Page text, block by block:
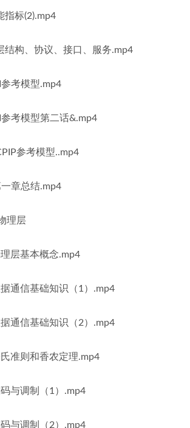
指标(2).mp4
结构、协议、接口、服务.mp4
考模型.mp4
考模型第二话&.mp4
参考模型..mp4
章总结.mp4
理层
层基本概念.mp4
通信基础知识（1）.mp4
通信基础知识（2）.mp4
准则和香农定理.mp4
与调制（1）.mp4
与调制（2）.mp4